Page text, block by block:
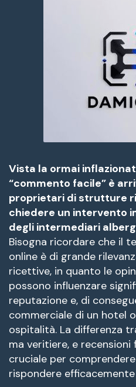
Vista la ormai
“commento facile” è
proprietari di strutture
chiedere un intervento
degli intermediari
Bisogna ricordare che il
online è di grande
ricettive, in quanto le
possono influenzare
reputazione e, di
commerciale di un hotel
ospitalità. La differenza
ma veritiere, e
cruciale per
rispondere